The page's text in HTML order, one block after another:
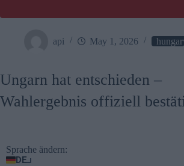
api May 1, 2026
Ungarn hat entschieden –
Wahlergebnis offiziell
Sprache ändern:
DE